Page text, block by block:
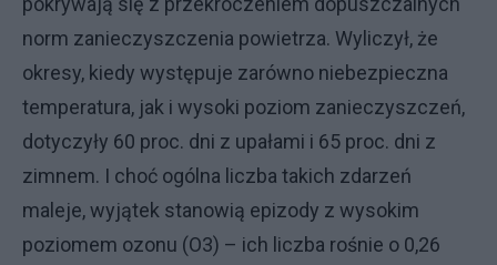
norm zanieczyszczenia powietrza. Wyliczył, że
okresy, kiedy występuje zarówno niebezpieczna
temperatura, jak i wysoki poziom zanieczyszczeń,
dotyczyły 60 proc. dni z upałami i 65 proc. dni z
zimnem. I choć ogólna liczba takich zdarzeń
maleje, wyjątek stanowią epizody z wysokim
poziomem ozonu (O3) – ich liczba rośnie o 0,26